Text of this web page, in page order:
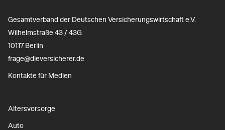
Gesamtverband der Deutschen Versicherungswirtschaft e.V.
Wilhelmstraße 43 / 43G
10117 Berlin
frage@dieversicherer.de
Kontakte für Medien
Altersvorsorge
Auto